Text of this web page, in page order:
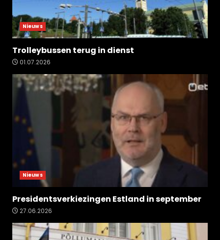
Nieuws
Trolleybussen terug in dienst
01.07.2026
Nieuws
Presidentsverkiezingen Estland in september
27.06.2026